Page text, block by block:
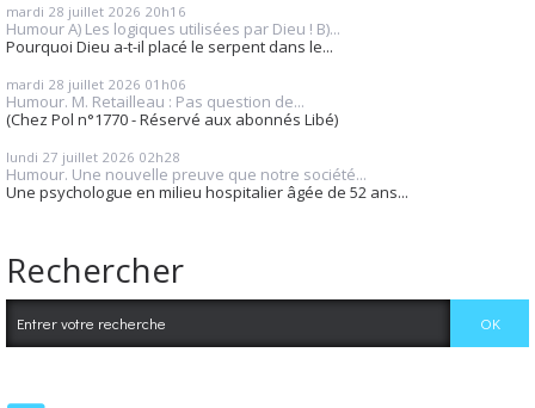
mardi 28 juillet 2026 20h16
Humour A) Les logiques utilisées par Dieu ! B)...
Pourquoi Dieu a-t-il placé le serpent dans le...
mardi 28 juillet 2026 01h06
Humour. M. Retailleau : Pas question de...
(Chez Pol n°1770 - Réservé aux abonnés Libé)
lundi 27 juillet 2026 02h28
Humour. Une nouvelle preuve que notre société...
Une psychologue en milieu hospitalier âgée de 52 ans...
Rechercher